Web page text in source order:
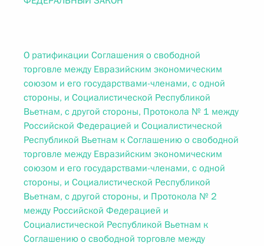
О ратификации Соглашения о свободной
торговле между Евразийским экономическим
союзом и его государствами-членами, с одной
стороны, и Социалистической Республикой
Вьетнам, с другой стороны, Протокола № 1 между
Российской Федерацией и Социалистической
Республикой Вьетнам к Соглашению о свободной
торговле между Евразийским экономическим
союзом и его государствами-членами, с одной
стороны, и Социалистической Республикой
Вьетнам, с другой стороны, и Протокола № 2
между Российской Федерацией и
Социалистической Республикой Вьетнам к
Соглашению о свободной торговле между